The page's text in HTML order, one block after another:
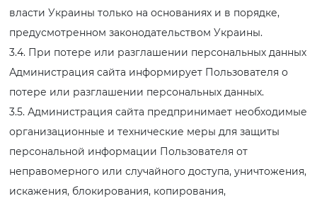
власти Украины только на основаниях и в порядке,
предусмотренном законодательством Украины.
3.4. При потере или разглашении персональных данных
Администрация сайта информирует Пользователя о
потере или разглашении персональных данных.
3.5. Администрация сайта предпринимает необходимые
организационные и технические меры для защиты
персональной информации Пользователя от
неправомерного или случайного доступа, уничтожения,
искажения, блокирования, копирования,